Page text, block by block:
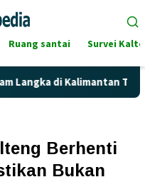
Ruang santai Survei
Kalimantan Tengah?
Berhenti
Bukan